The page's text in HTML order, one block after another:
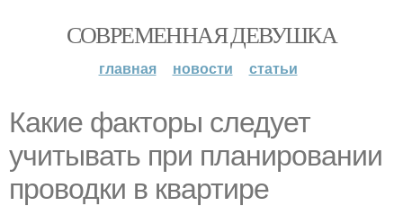
СОВРЕМЕННАЯ ДЕВУШКА
главная новости статьи
Какие факторы следует
учитывать при планировании
проводки в квартире